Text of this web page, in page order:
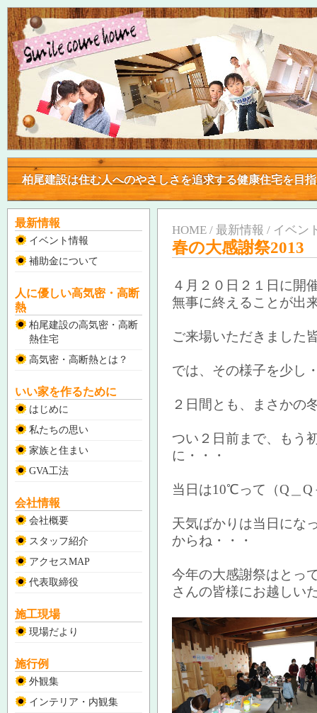
柏尾建設は住む人へのやさしさを追求する健康住宅を
柏尾建設は住む人へのやさしさを追求する健康住宅を
最新情報
イベント情報
補助金について
人に優しい高気密・高断
熱
柏尾建設の高気密・高断
熱住宅
高気密・高断熱とは？
いい家を作るために
はじめに
私たちの思い
家族と住まい
GVA工法
会社情報
会社概要
スタッフ紹介
アクセスMAP
代表取締役
施工現場
現場だより
施行例
外観集
インテリア・内観集
HOME / 最新情報 / イベン
春の大感謝祭
４月２０日２１日に開
無事に終えることが出
ご来場いただきました
では、その様子を少し
２日間とも、まさかの
つい２日前まで、もう
に・・・
当日は10℃って（Q＿Q
天気ばかりは当日にな
からね・・・
今年の大感謝祭はとっ
さんの皆様にお越しい